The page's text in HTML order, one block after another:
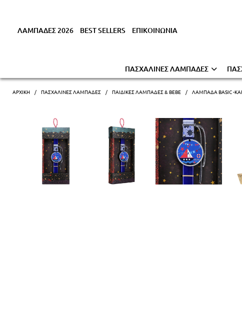
ΛΑΜΠΑΔΕΣ 2026 BEST SELLERS ΕΠΙΚΟΙΝΩΝΙΑ
ΠΑΣΧΑΛΙΝΕΣ ΛΑΜΠΑΔΕΣ
ΑΡΧΙΚΗ ΠΑΣΧΑΛΙΝΕΣ ΛΑΜΠΑΔΕΣ ΠΑΙΔΙΚΕΣ ΛΑΜΠΑΔΕΣ & ΒΕΒΕ ΛΑΜΠΆΔΑ BASIC -